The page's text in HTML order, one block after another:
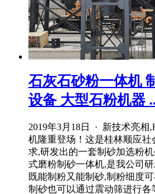
石灰石砂粉一体机
设备 大型石粉机器
2019年3月18日 · 新技术亮相
机隆重登场！这是桂林顺应
求,研发出的一套制砂加选粉
式磨粉制砂一体机,是我公司
既能制粉又能制砂,制粉细度
制砂也可以通过震动筛进行各